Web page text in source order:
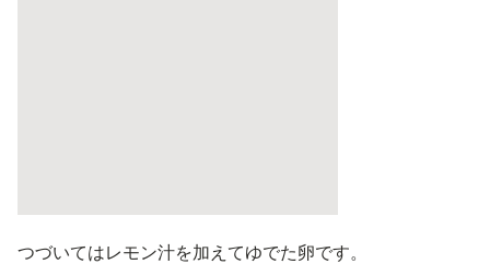
つづいてはレモン汁を加えてゆでた卵です。